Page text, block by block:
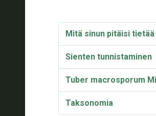
Mitä sinun pitäisi tietää
Sienten tunnistaminen
Tuber macrosporum
Taksonomia